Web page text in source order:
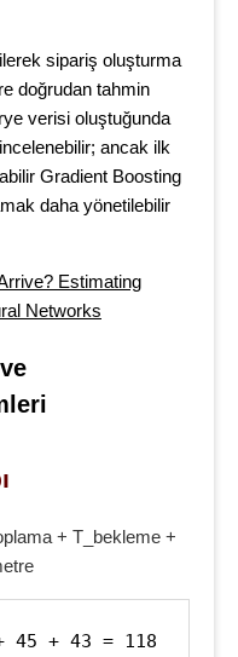
sipariş oluşturma
doğrudan tahmin
verisi oluştuğunda
ancak ilk
Gradient Boosting
daha yönetilebilir
Estimating
Networks
+ T_bekleme +
45 + 43 = 118